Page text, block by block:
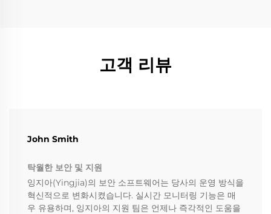
고객 리뷰
John Smith
탁월한 보안 및 지원
잉지아(Yingjia)의 보안 소프트웨어는 당사의 운영 방식을
혁신적으로 변화시켰습니다. 실시간 모니터링 기능은 매
우 유용하며, 잉지아의 지원 팀은 언제나 즉각적인 도움을